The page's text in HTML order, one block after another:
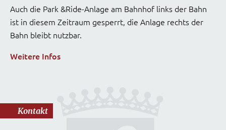
Auch die Park &Ride-Anlage am Bahnhof links der Bahn
ist in diesem Zeitraum gesperrt, die Anlage rechts der
Bahn bleibt nutzbar.
Weitere Infos
Kontakt